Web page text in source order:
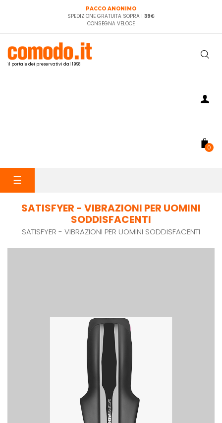
PACCO ANONIMO
SPEDIZIONE GRATUITA SOPRA I 39€
CONSEGNA VELOCE
il portale dei preservativi dal 1998
0
navigazione
☰
SATISFYER - VIBRAZIONI PER UOMINI
SODDISFACENTI
SATISFYER - VIBRAZIONI PER UOMINI SODDISFACENTI